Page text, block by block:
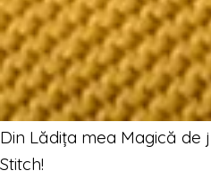
Din Lădița mea Magică de
Stitch!